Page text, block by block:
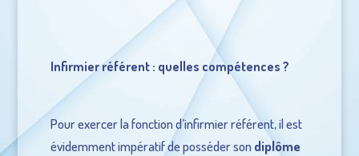
Infirmier référent : quelles compétences ?
Pour exercer la fonction d’infirmier référent, il est
évidemment impératif de posséder son diplôme